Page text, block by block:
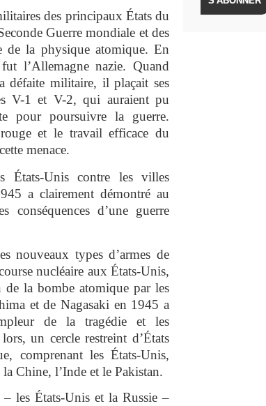
des principaux États du
Guerre mondiale et des
de la physique atomique. En
l’Allemagne nazie. Quand
défaite militaire, il plaçait ses
V-1 et V-2, qui auraient pu
pour poursuivre la guerre.
et le travail efficace du
menace.
États-Unis contre les villes
a clairement démontré au
d’une guerre
nouveaux types d’armes de
nucléaire aux États-Unis,
de la bombe atomique par les
et de Nagasaki en 1945 a
de la tragédie et les
un cercle restreint d’États
comprenant les États-Unis,
Chine, l’Inde et le Pakistan.
– les États-Unis et la Russie –